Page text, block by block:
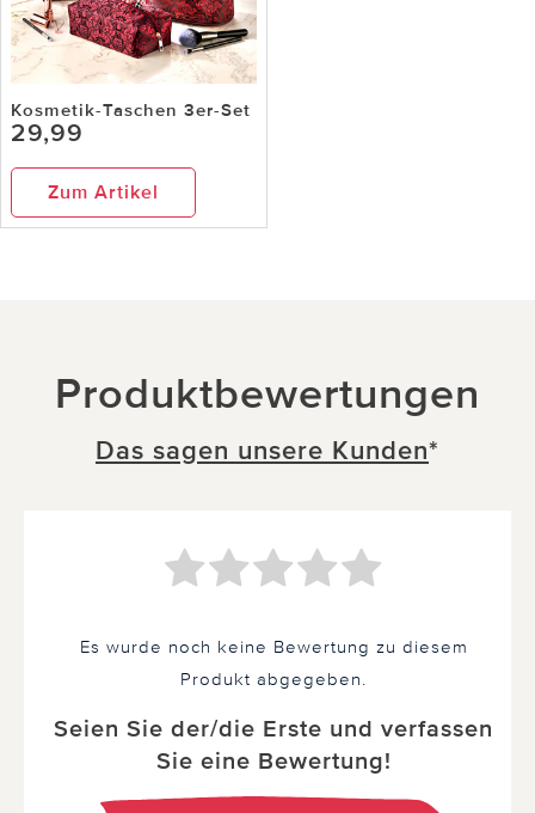
Kosmetik-Taschen 3er-Set
29,99
Zum Artikel
Produktbewertungen
Das sagen unsere Kunden*
Es wurde noch keine Bewertung zu diesem
Produkt abgegeben.
Seien Sie der/die Erste und verfassen
Sie eine Bewertung!